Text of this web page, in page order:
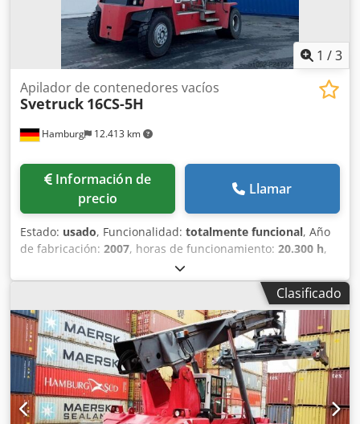
1 /3
Hamburg 12.413 km
Apilador de contenedores vacíos
Svetruck 16CS-5H
Información de
precio
Llamar
Estado: usado, Funcionalidad: totalmente funcional, Año
de fabricación: 2007, horas de funcionamiento: 20.300 h,
8.000 kg, altura de elevación:
mm, tipo de combustible:diésel, tipo de mástil:dúplex,
145 kW
(197,14 CV), peso en vacío:30.900 kg, longitud total: 5.565
mm, tipo de accionamiento:Diesel, ancho de construcción:
3.385 mm, Carretilla apiladora de contenedores vacíos
Centro de carga: 2540 Tipo de mástil: Dúplex Transmisión:
ZF WG190 Estado: Listo para uso y completamente
funcional Estado técnico: bueno Tipo de neumático
delantero: Neumático Tamaño de neumático delantero:
Clasificado